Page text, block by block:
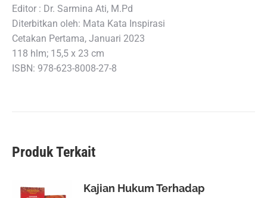
Editor : Dr. Sarmina Ati, M.Pd
Diterbitkan oleh: Mata Kata Inspirasi
Cetakan Pertama, Januari 2023
118 hlm; 15,5 x 23 cm
ISBN: 978-623-8008-27-8
Produk Terkait
Kajian Hukum Terhadap